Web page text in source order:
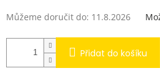
Můžeme doručit do: 11.8.2026
Přidat do košíku